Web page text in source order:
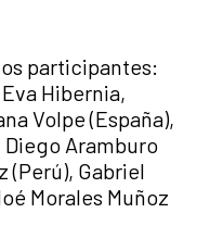
participantes:
Hibernia,
Volpe (España),
Diego Aramburo
(Perú), Gabriel
Morales Muñoz